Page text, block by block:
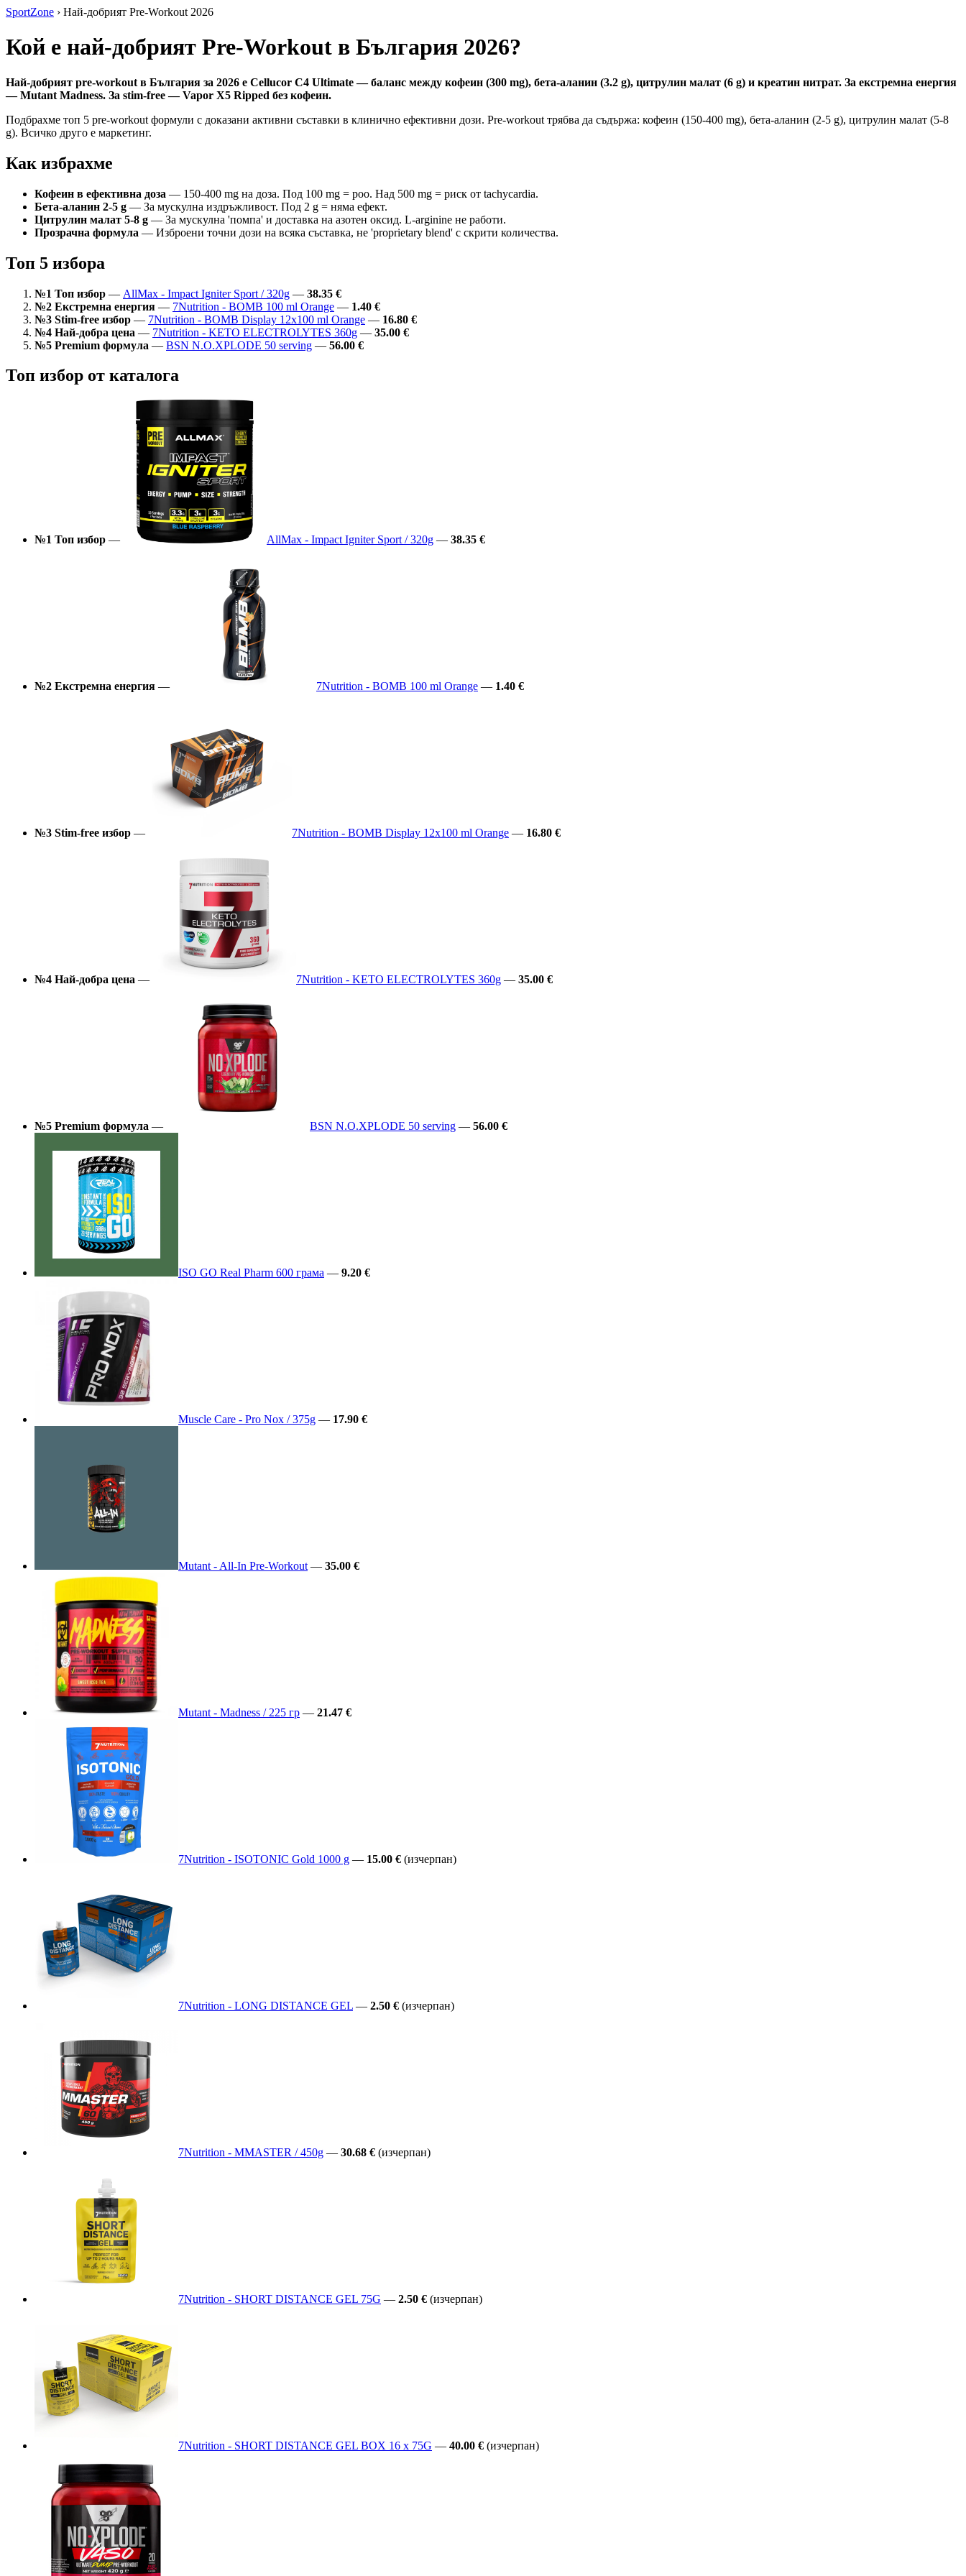
SportZone › Най-добрият Pre-Workout 2026
Кой е най-добрият Pre-Workout в България 2026?
Най-добрият pre-workout в България за 2026 е Cellucor C4 Ultimate — баланс между кофеин (300 mg), бета-аланин (3.2 g), цитрулин малат (6 g) и креатин нитрат. За екстремна енергия
— Mutant Madness. За stim-free — Vapor X5 Ripped без кофеин.
Подбрахме топ 5 pre-workout формули с доказани активни съставки в клинично ефективни дози. Pre-workout трябва да съдържа: кофеин (150-400 mg), бета-аланин (2-5 g), цитрулин малат (5-8
g). Всичко друго е маркетинг.
Как избрахме
Кофеин в ефективна доза — 150-400 mg на доза. Под 100 mg = poo. Над 500 mg = риск от tachycardia.
Бета-аланин 2-5 g — За мускулна издръжливост. Под 2 g = няма ефект.
Цитрулин малат 5-8 g — За мускулна 'помпа' и доставка на азотен оксид. L-arginine не работи.
Прозрачна формула — Изброени точни дози на всяка съставка, не 'proprietary blend' с скрити количества.
Топ 5 избора
№1 Топ избор — AllMax - Impact Igniter Sport / 320g — 38.35 €
№2 Екстремна енергия — 7Nutrition - BOMB 100 ml Orange — 1.40 €
№3 Stim-free избор — 7Nutrition - BOMB Display 12x100 ml Orange — 16.80 €
№4 Най-добра цена — 7Nutrition - KETO ELECTROLYTES 360g — 35.00 €
№5 Premium формула — BSN N.O.XPLODE 50 serving — 56.00 €
Топ избор от каталога
№1 Топ избор — AllMax - Impact Igniter Sport / 320g — 38.35 €
№2 Екстремна енергия — 7Nutrition - BOMB 100 ml Orange — 1.40 €
№3 Stim-free избор — 7Nutrition - BOMB Display 12x100 ml Orange — 16.80 €
№4 Най-добра цена — 7Nutrition - KETO ELECTROLYTES 360g — 35.00 €
№5 Premium формула — BSN N.O.XPLODE 50 serving — 56.00 €
ISO GO Real Pharm 600 грама — 9.20 €
Muscle Care - Pro Nox / 375g — 17.90 €
Mutant - All-In Pre-Workout — 35.00 €
Mutant - Madness / 225 гр — 21.47 €
7Nutrition - ISOTONIC Gold 1000 g — 15.00 € (изчерпан)
7Nutrition - LONG DISTANCE GEL — 2.50 € (изчерпан)
7Nutrition - MMASTER / 450g — 30.68 € (изчерпан)
7Nutrition - SHORT DISTANCE GEL 75G — 2.50 € (изчерпан)
7Nutrition - SHORT DISTANCE GEL BOX 16 x 75G — 40.00 € (изчерпан)